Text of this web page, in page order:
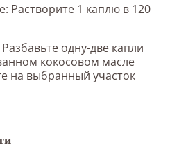
Растворите 1 каплю в 120
одну-две капли
кокосовом масле
на выбранный участок